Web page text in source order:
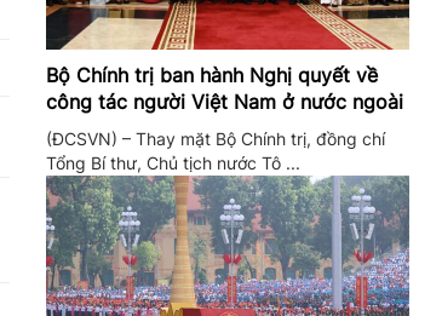
Bộ Chính trị ban hành Nghị quyết về
công tác người Việt Nam ở nước ngoài
(ĐCSVN) – Thay mặt Bộ Chính trị, đồng chí
Tổng Bí thư, Chủ tịch nước Tô ...